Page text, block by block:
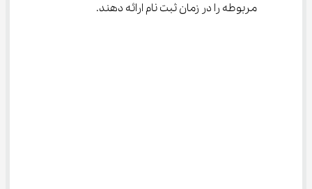
مربوطه را در زمان ثبت نام ارائه دهند.